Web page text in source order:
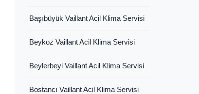
Başıbüyük Vaillant Acil Klima Servisi
Beykoz Vaillant Acil Klima Servisi
Beylerbeyi Vaillant Acil Klima Servisi
Bostancı Vaillant Acil Klima Servisi